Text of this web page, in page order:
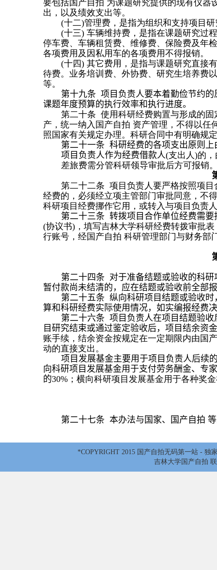
要包括国产自拍 为课题研究提供的现有仪器
出，以及绩效支出等。
(十二)管理费，是指为组织和支持项目
(十三)车辆维持费，是指在课题研究过
停车费、车辆租赁费、维修费、保险费及年
各项费用及 因私用车的各项费用不得报销。
(十四)其它费用，是指与课题研究直接
待费。业务培训费、外协费、研究生培养费
等。
第十九条 项目负责人要本着勤俭节约
课题年度预算的执行效率和执行进度。
第二十条 使用科研经费购置与形成的固
产，统一纳入国产自拍 资产管理，不得以
照国家有关规定办理。科研合同中有明确规
第二十一条 科研经费的各项支出原则上
项目负责人作为经费借款人(支出 人)的
差旅费需分管科研领导审批后方可报销
第二十二条 项目负责人要严格按照项
经费的，必须经立项主管部门审批同意，不
科研项目经费挪作它用，或转入与项目负责
第二十三条 转拨项目合作单位经费需
(协议书) ，填写吉林大学科研经费转拨审批
行账号，经国产自拍 科研管理部门与财务部
第二十四条 对于准备结题或验收的科
暂付款尚未结清的，应在结题或验收前全部
第二十五条 纵向科研项目结题或验收
算和科研经费实际使用情况，如实编报经费
第二十六条 项目负责人在项目结题验
目研究结束或通过鉴定验收后，项目结余资
账手续，结余资金按规定在一定期限内由国
动的直接支出。
项目发展基金主要用于项目负责人后续
向科研项目发展基金用于支付劳务酬金、专
的30% ；横向科研项目发展基金用于各种奖
第二十七条 本办法与国家、国产自拍
*COPYRIGHT 2015 国产自拍无码第一站 - 独
吉林大学国产自拍 联